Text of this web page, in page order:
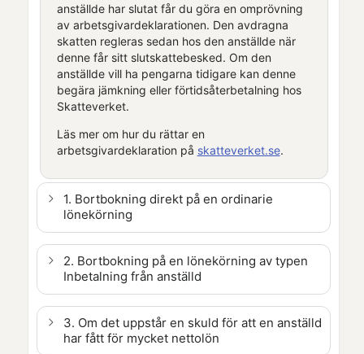
anställde har slutat får du göra en omprövning
av arbetsgivardeklarationen. Den avdragna
skatten regleras sedan hos den anställde när
denne får sitt slutskattebesked. Om den
anställde vill ha pengarna tidigare kan denne
begära jämkning eller förtidsåterbetalning hos
Skatteverket.
Läs mer om hur du rättar en
arbetsgivardeklaration på skatteverket.se.
1. Bortbokning direkt på en ordinarie
lönekörning
2. Bortbokning på en lönekörning av typen
Inbetalning från anställd
3. Om det uppstår en skuld för att en anställd
har fått för mycket nettolön